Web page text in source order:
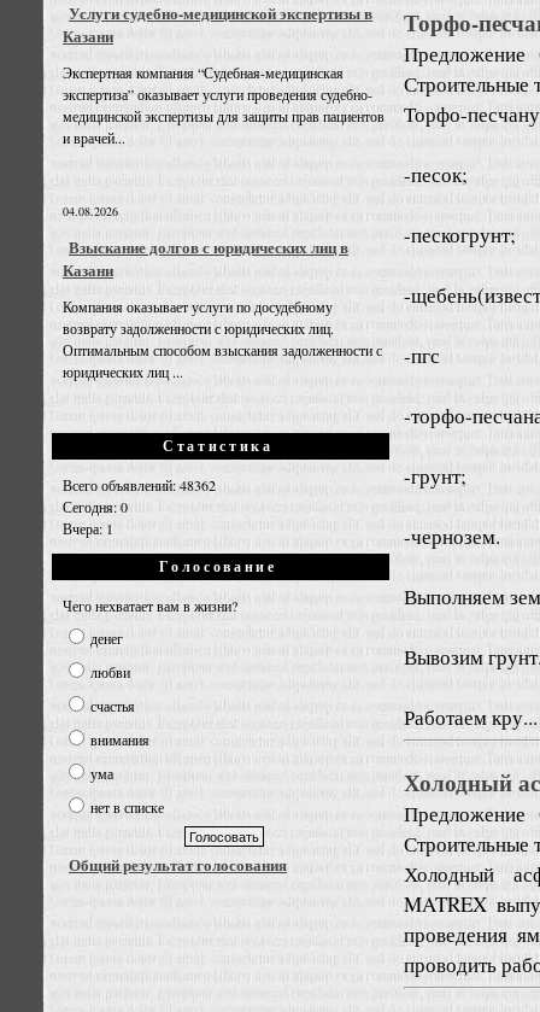
Услуги судебно-медицинской экспертизы в
Казани
Экспертная компания “Судебная-медицинская
экспертиза” оказывает услуги проведения судебно-
медицинской экспертизы для защиты прав пациентов
и врачей...
04.08.2026
Взыскание долгов с юридических лиц в
Казани
Компания оказывает услуги по досудебному
возврату задолженности с юридических лиц.
Оптимальным способом взыскания задолженности с
юридических лиц ...
Статистика
Всего объявлений: 48362
Сегодня: 0
Вчера: 1
Голосование
Чего нехватает вам в жизни?
денег
любви
счастья
внимания
ума
нет в списке
Общий результат голосования
Торфо-
Предложение
Строительные
Торфо-
-песок;
-пескогрунт;
-
-пгс
-торфо-
-грунт;
-чернозем.
Выполняем
Вывозим
Работаем кру...
Холодный
Предложение
Строительные
Холодный
MATREX
проведения
проводить